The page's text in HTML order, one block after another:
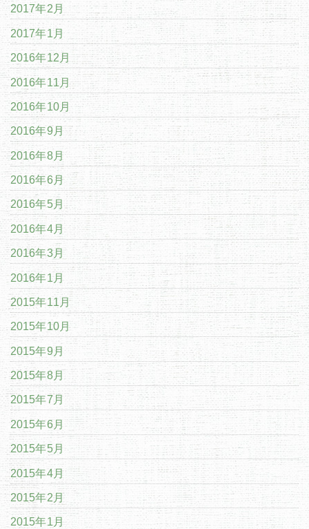
2017年2月
2017年1月
2016年12月
2016年11月
2016年10月
2016年9月
2016年8月
2016年6月
2016年5月
2016年4月
2016年3月
2016年1月
2015年11月
2015年10月
2015年9月
2015年8月
2015年7月
2015年6月
2015年5月
2015年4月
2015年2月
2015年1月